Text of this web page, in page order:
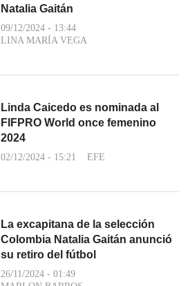
Natalia Gaitán
09/12/2024 - 13:44
LINA MARÍA VEGA
Linda Caicedo es nominada al
FIFPRO World once femenino
2024
02/12/2024 - 15:21 EFE
La excapitana de la selección
Colombia Natalia Gaitán anunció
su retiro del fútbol
26/11/2024 - 01:49